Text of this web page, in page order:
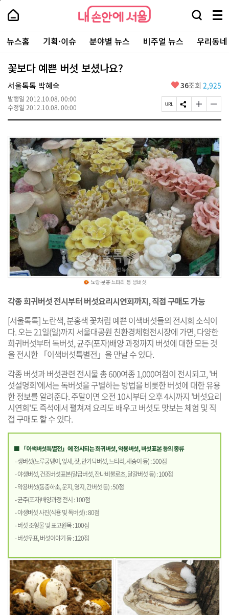
본
로
가
내
손
안
에
서
울
-
서
울
시
대
표
소
포
털
내
손
에
울
검
창
열
기
메
뉴
전
체
보
주
요
서
뉴스홈 기획·이슈 분야별 뉴스 비주얼 뉴스 우리동
꽃보다 예쁜 버섯 보셨나요?
서울톡톡 박혜숙
발행일 2012.10.08. 00:00
수정일 2012.10.08. 00:00
좋
요
36조회 2,925
페
이
U
R
L
복
사
S
N
공
유
하
기
글
자
기
크
게
변
경
하
기
글
자
기
작
게
변
경
하
기
각종 희귀버섯 전시부터 버섯요리시연회까지, 직접 구매도 가능
[서울톡톡] 노란색, 분홍색 꽃처럼 예쁜 이색버섯들의 전시회 소식이
다. 오는 21일(일)까지 서울대공원 친환경체험전시장에 가면, 다양한
희귀버섯부터 독버섯, 균주(포자)배양 과정까지 버섯에 대한 모든 것
을 전시한 「이색버섯특별전」을 만날 수 있다.
각종 버섯과 버섯관련 전시물 총 600여종 1,000여점이 전시되고, '버
섯설명회'에서는 독버섯을 구별하는 방법을 비롯한 버섯에 대한 유용
한 정보를 알려준다. 주말이면 오전 10시부터 오후 4시까지 '버섯요리
시연회'도 즉석에서 펼쳐져 요리도 배우고 버섯도 맛보는 체험 및 직
접 구매도 할 수 있다.
■ 「이색버섯특별전」에 전시되는 희귀버섯, 약용버섯, 버섯표본 등의 종류
- 생버섯(노루궁뎅이, 잎새, 잣, 만가닥버섯, 느타리, 새송이 등) : 500점
- 야생버섯, 건조버섯표본(말굽버섯, 잔나비불로초, 달걀버섯 등) : 100점
- 약용버섯(동충하초, 운지, 영지, 간버섯 등) : 50점
- 균주(포자)배양과정 전시 : 100점
- 야생버섯 사진(식용 및 독버섯) : 80점
- 버섯 조형물 및 표고원목 : 100점
- 버섯우표, 버섯이야기 등 : 120점
페
상
단
로